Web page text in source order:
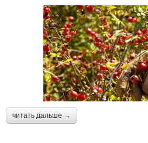
читать дальше →